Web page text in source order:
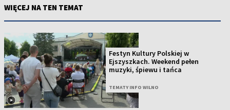
WIĘCEJ NA TEN TEMAT
Festyn Kultury Polskiej w
Ejszyszkach. Weekend pełen
muzyki, śpiewu i tańca
TEMATY INFO WILNO